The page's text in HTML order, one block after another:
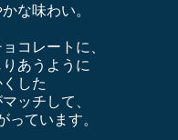
な味わい。
コレートに、
あうように
した
ッチして、
っています。